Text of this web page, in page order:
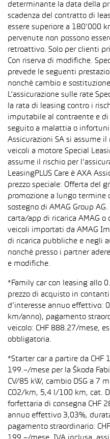
determinante la data della
scadenza del contratto di
essere superiore a 180’000
pervenute non possono
retroattivo. Solo per clienti
Con riserva di modifiche.
prevede le seguenti
nonché cambio e
L’assicurazione sulle rate
la rata di leasing contro i
imputabile al contraente e
seguito a malattia o
Assicurazioni SA si assume il
veicoli a motore Special
assume il rischio per
LeasingPLUS Care è AXA
prezzo speciale: Offerta del
promozione a lungo termine
sostegno di AMAG Group
carta/app di ricarica AMAG o
veicoli importati da AMAG
di ricarica pubbliche e negli
nonché presso i partner
e modifiche.
*Family car con leasing allo
prezzo di acquisto in contanti:
d’interesse annuo effettivo:
km/anno), pagamento
veicolo: CHF 888.27/mese,
obbligatoria.
*Starter car a partire da CHF
199.–/mese per la Škoda
CV/85 kW, cambio DSG a 7
CO2/km, 5,4 l/100 km, cat.
forfettaria di consegna CHF
annuo effettivo 3,03%,
pagamento straordinario: